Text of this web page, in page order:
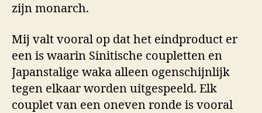
zijn monarch.
Mij valt vooral op dat het eindproduct er
een is waarin Sinitische coupletten en
Japanstalige waka alleen ogenschijnlijk
tegen elkaar worden uitgespeeld. Elk
couplet van een oneven ronde is vooral